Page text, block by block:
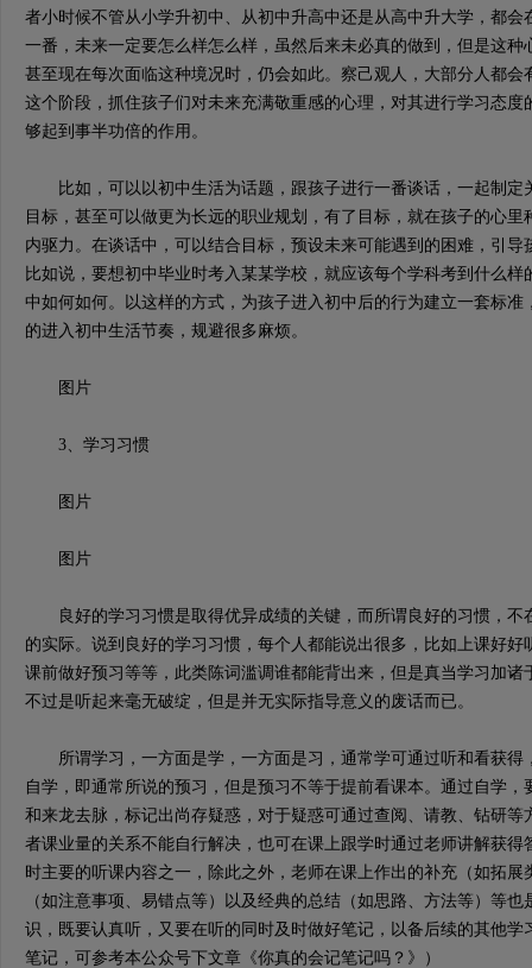
者小时候不管从小学升初中、从初中升高中还是从高中升大学，都会
一番，未来一定要怎么样怎么样，虽然后来未必真的做到，但是这种
甚至现在每次面临这种境况时，仍会如此。察己观人，大部分人都会
这个阶段，抓住孩子们对未来充满敬重感的心理，对其进行学习态度
够起到事半功倍的作用。
比如，可以以初中生活为话题，跟孩子进行一番谈话，一起制定
目标，甚至可以做更为长远的职业规划，有了目标，就在孩子的心
内驱力。在谈话中，可以结合目标，预设未来可能遇到的困难，引导
比如说，要想初中毕业时考入某某学校，就应该每个学科考到什么样
中如何如何。以这样的方式，为孩子进入初中后的行为建立一套标准
的进入初中生活节奏，规避很多麻烦。
图片
3、学习习惯
图片
图片
良好的学习习惯是取得优异成绩的关键，而所谓良好的习惯，不
的实际。说到良好的学习习惯，每个人都能说出很多，比如上课好好
课前做好预习等等，此类陈词滥调谁都能背出来，但是真当学习加诸
不过是听起来毫无破绽，但是并无实际指导意义的废话而已。
所谓学习，一方面是学，一方面是习，通常学可通过听和看获得
自学，即通常所说的预习，但是预习不等于提前看课本。通过自学，
和来龙去脉，标记出尚存疑惑，对于疑惑可通过查阅、请教、钻研等
者课业量的关系不能自行解决，也可在课上跟学时通过老师讲解获得
时主要的听课内容之一，除此之外，老师在课上作出的补充（如拓展
（如注意事项、易错点等）以及经典的总结（如思路、方法等）等
识，既要认真听，又要在听的同时及时做好笔记，以备后续的其他学
笔记，可参考本公众号下文章《你真的会记笔记吗？》）